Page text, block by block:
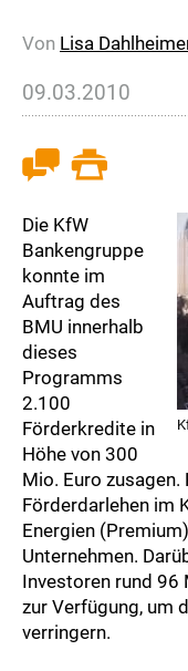
Von Lisa
09.03.2010
Die KfW
Bankengruppe
konnte im
Auftrag des
BMU innerhalb
dieses
Programms
2.100
Förderkredite in
Höhe von 300
Mio. Euro
Förderdarlehen im
Energien
Unternehmen.
Investoren rund 96
zur Verfügung, um
verringern.